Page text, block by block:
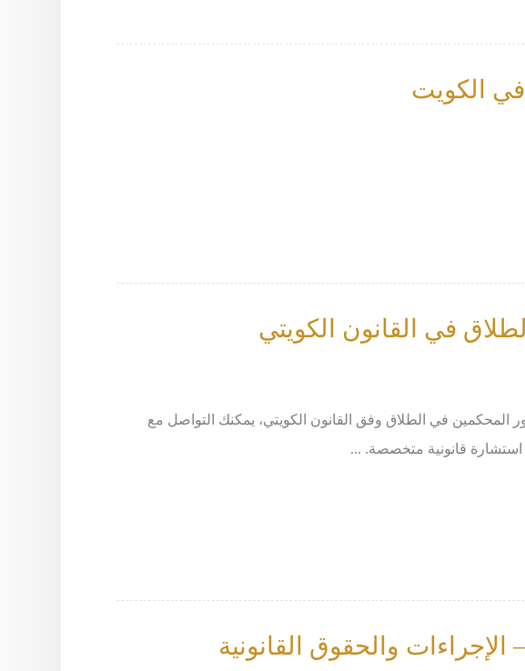
الكويت
في القانون الكويتي
المحكمين في الطلاق وفق القانون الكويتي، يمكنك التواصل مع
والحقوق القانونية